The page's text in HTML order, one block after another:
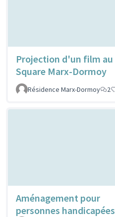
Projection d'un film au
Square Marx-Dormoy
Résidence Marx-Dormoy
2
Aménagement pour
personnes handicapées